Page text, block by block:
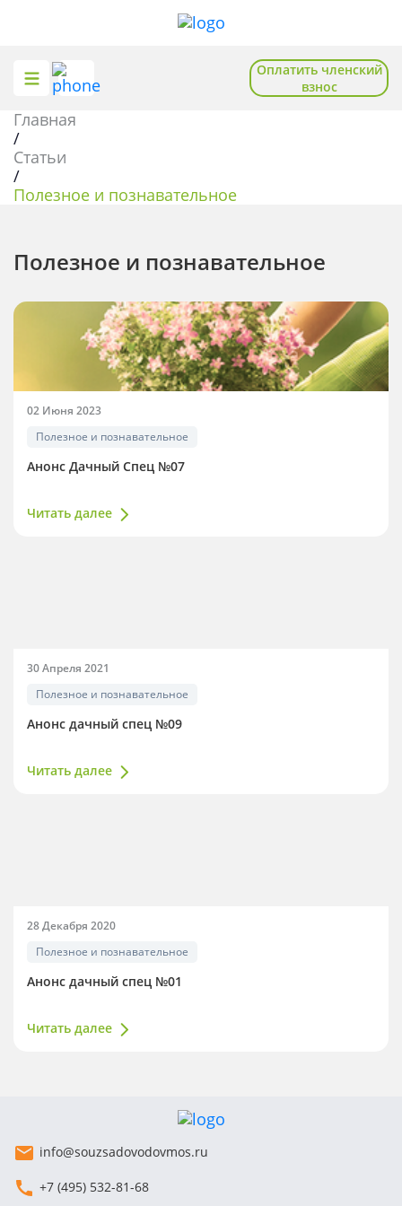
Оплатить членский
взнос
О союзе
Отделения
Новости Полезное и познавательное
Записаться на приём
Вступить в союз
Главная
/
Статьи
/
Полезное и познавательное
Полезное и познавательное
02 Июня 2023
Полезное и познавательное
Анонс Дачный Спец №07
Читать далее
30 Апреля 2021
Полезное и познавательное
Анонс дачный спец №09
Читать далее
28 Декабря 2020
Полезное и познавательное
Анонс дачный спец №01
Читать далее
+7 (495) 532-81-68
info@souzsadovodovmos.ru